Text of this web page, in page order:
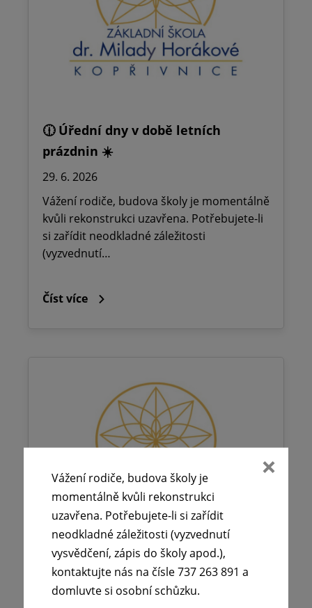
🕧 Úřední dny v době letních
prázdnin ☀️
29. 6. 2026
Vážení rodiče, budova školy je momentálně
kvůli rekonstrukci uzavřena. Potřebujete-li
si zařídit neodkladné záležitosti
(vyzvednutí…
Číst více
🪧Oznámení o udělení ředitelského
volna na ZŠ dr. Milady Horákové
Vážení rodiče, budova školy je
momentálně kvůli rekonstrukci
uzavřena. Potřebujete-li si zařídit
neodkladné záležitosti (vyzvednutí
vysvědčení, zápis do školy apod.),
kontaktujte nás na čísle 737 263 891 a
domluvte si osobní schůzku.